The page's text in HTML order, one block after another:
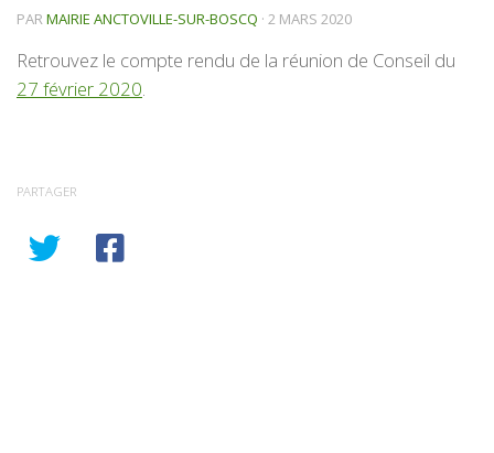
PARMAIRIE ANCTOVILLE-SUR-BOSCQ · 2 MARS 2020
Retrouvez le compte rendu de la réunion de Conseil du
27 février 2020.
PARTAGER